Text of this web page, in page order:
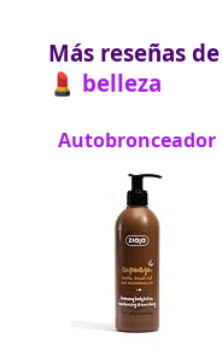
Más reseñas
💄 belleza
Autobronceador